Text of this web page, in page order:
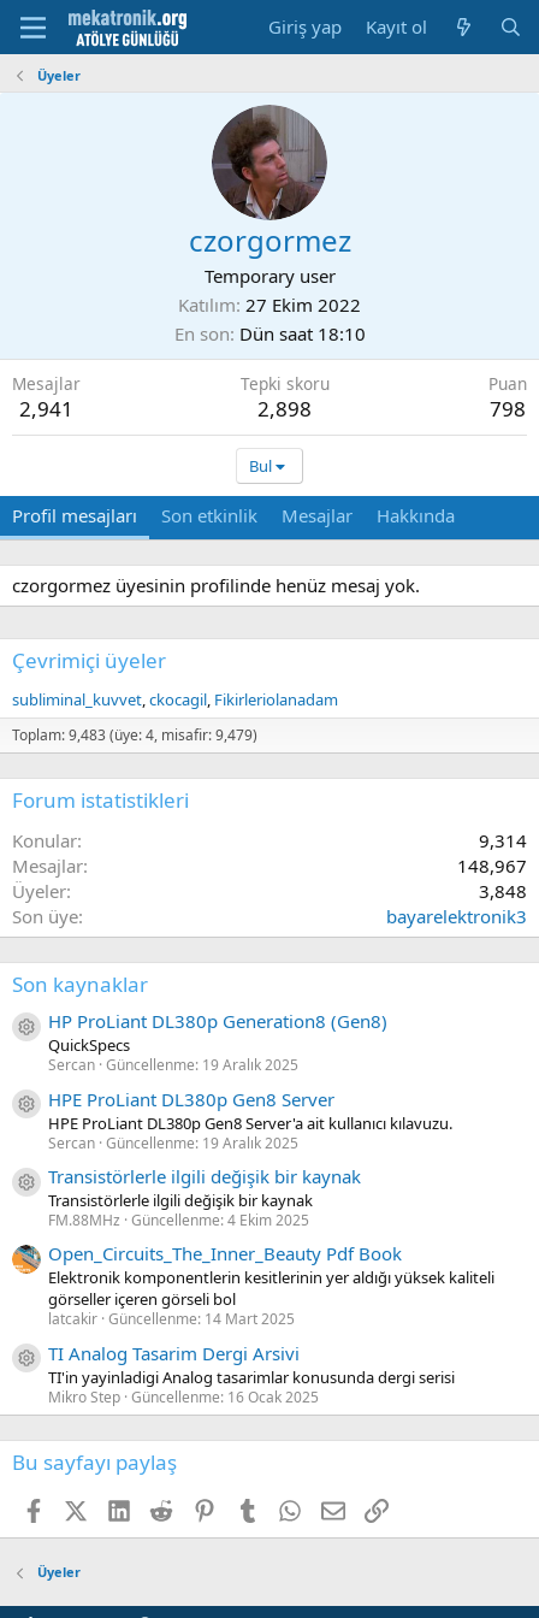
Giriş yap Kayıt ol
Üyeler
czorgormez
Temporary user
Katılım 27 Ekim 2022
En son Dün saat 18:10
Mesajlar
2,941
Tepki skoru
2,898
Puan
798
Bul
Profil mesajları Son etkinlik Mesajlar Hakkında
czorgormez üyesinin profilinde henüz mesaj yok.
Çevrimiçi üyeler
subliminal_kuvvet ckocagil Fikirleriolanadam
Toplam: 9,483 (üye: 4, misafir: 9,479)
Forum istatistikleri
Konular
9,314
Mesajlar
148,967
Üyeler
3,848
Son üye
bayarelektronik3
Son kaynaklar
Kaynak ikon/amblem
HP ProLiant DL380p Generation8 (Gen8)
QuickSpecs
Sercan Güncellenme: 19 Aralık 2025
Kaynak ikon/amblem
HPE ProLiant DL380p Gen8 Server
HPE ProLiant DL380p Gen8 Server'a ait kullanıcı kılavuzu.
Sercan Güncellenme: 19 Aralık 2025
Kaynak ikon/amblem
Transistörlerle ilgili değişik bir kaynak
Transistörlerle ilgili değişik bir kaynak
FM.88MHz Güncellenme:4 Ekim 2025
Open_Circuits_The_Inner_Beauty Pdf Book
Elektronik komponentlerin kesitlerinin yer aldığı yüksek kaliteli
görseller içeren görseli bol
latcakir Güncellenme: 14 Mart 2025
Kaynak ikon/amblem
TI Analog Tasarim Dergi Arsivi
TI'in yayinladigi Analog tasarimlar konusunda dergi serisi
Mikro Step Güncellenme: 16 Ocak 2025
Bu sayfayı paylaş
FacebookX (Twitter)
LinkedIn
Reddit PinterestTumblr WhatsApp
E-postaLink
Üyeler